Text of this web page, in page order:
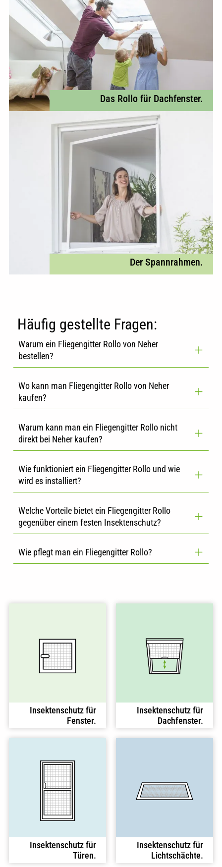
Das Rollo für Dachfenster.
Der Spannrahmen.
Häufig gestellte Fragen:
Warum ein Fliegengitter Rollo von Neher
bestellen?
Wo kann man Fliegengitter Rollo von Neher
kaufen?
Warum kann man ein Fliegengitter Rollo nicht
direkt bei Neher kaufen?
Wie funktioniert ein Fliegengitter Rollo und wie
wird es installiert?
Welche Vorteile bietet ein Fliegengitter Rollo
gegenüber einem festen Insektenschutz?
Wie pflegt man ein Fliegengitter Rollo?
Insektenschutz für
Fenster.
Insektenschutz für
Dachfenster.
Insektenschutz für
Türen.
Insektenschutz für
Lichtschächte.